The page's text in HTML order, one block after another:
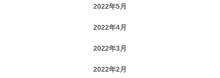
2022年5月
2022年4月
2022年3月
2022年2月